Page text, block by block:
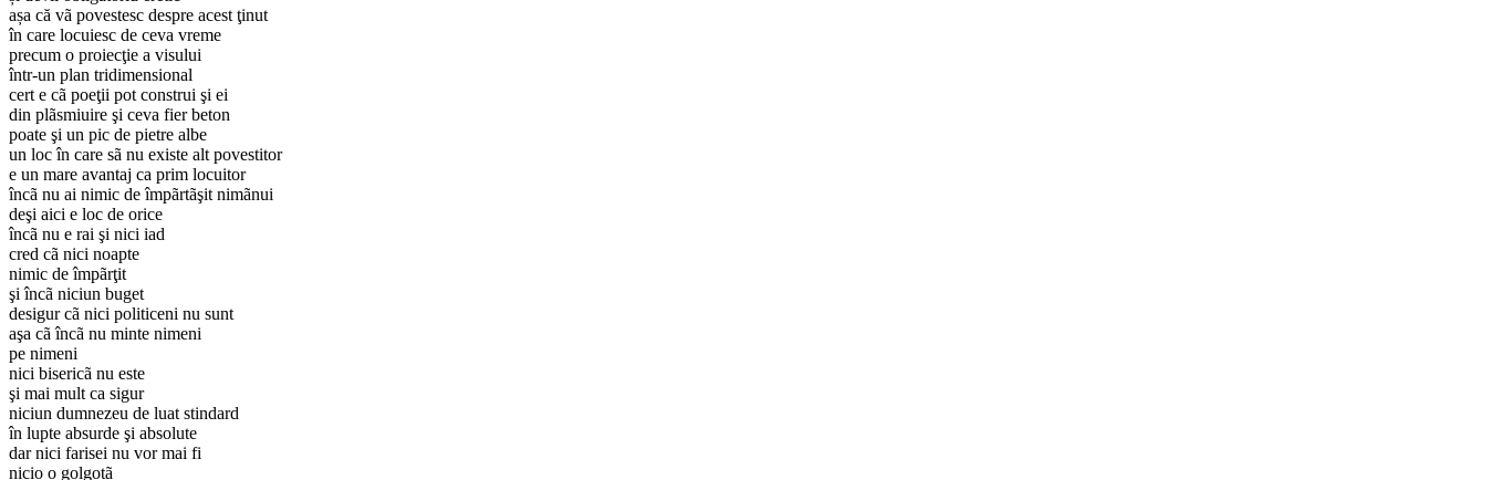
așa că vã povestesc despre acest ţinut
în care locuiesc de ceva vreme
precum o proiecţie a visului
într-un plan tridimensional
cert e cã poeţii pot construi şi ei
din plãsmiuire şi ceva fier beton
poate şi un pic de pietre albe
un loc în care sã nu existe alt povestitor
e un mare avantaj ca prim locuitor
încã nu ai nimic de împãrtãşit nimãnui
deşi aici e loc de orice
încã nu e rai şi nici iad
cred cã nici noapte
nimic de împãrţit
şi încã niciun buget
desigur cã nici politiceni nu sunt
aşa cã încã nu minte nimeni
pe nimeni
nici bisericã nu este
şi mai mult ca sigur
niciun dumnezeu de luat stindard
în lupte absurde şi absolute
dar nici farisei nu vor mai fi
nicio o golgotã